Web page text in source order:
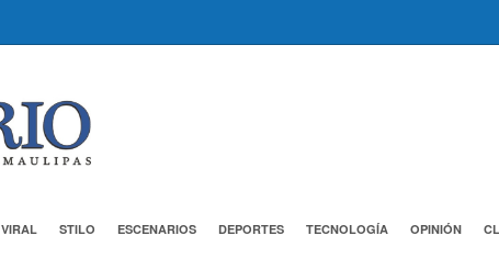
VIRAL STILO ESCENARIOS DEPORTES TECNOLOGÍA OPINIÓN